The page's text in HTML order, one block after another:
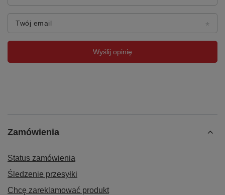
Twój email
Wyślij opinię
Zamówienia
Status zamówienia
Śledzenie przesyłki
Chcę zareklamować produkt